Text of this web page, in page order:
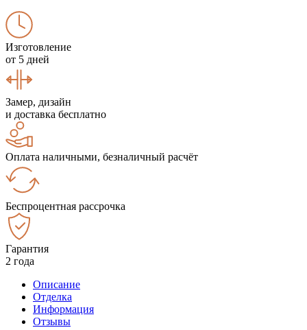
Изготовление
от 5 дней
Замер, дизайн
и доставка бесплатно
Оплата наличными, безналичный расчёт
Беспроцентная рассрочка
Гарантия
2 года
Описание
Отделка
Информация
Отзывы